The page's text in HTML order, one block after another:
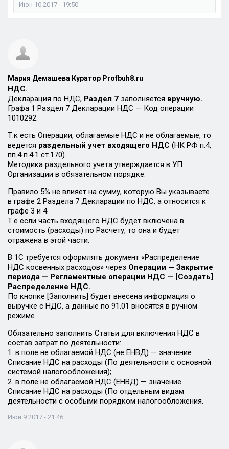
Июн 10 2017 - 19:50
Мария Демашева Куратор Profbuh8.ru
НДС.
Декларация по НДС, Раздел 7 заполняется вручную.
Графа 1 Раздел 7 Декларации НДС — Код операции
1010292.
Т.к есть Операции, облагаемые НДС и не облагаемые, то
ведется раздельный учет входящего НДС (НК РФ п.4,
пп.4 п.4.1 ст.170).
Методика раздельного учета утверждается в УП
Организации в обязательном порядке.
Правило 5% не влияет на сумму, которую Вы указываете
в графе 2 Раздела 7 Декларации по НДС, а относится к
графе 3 и 4.
Т.е если часть входящего НДС будет включена в
стоимость (расходы) по Расчету, то она и будет
отражена в этой части.
В 1С требуется оформлять документ «Распределение
НДС косвенных расходов» через Операции — Закрытие
периода — Регламентные операции НДС — [Создать]
Распределение НДС.
По кнопке [Заполнить] будет внесена информация о
выручке с НДС, а данные по 91.01 вносятся в ручном
режиме.
Обязательно заполнить Статьи для включения НДС в
состав затрат по деятельности:
1. в поле не облагаемой НДС (не ЕНВД) — значение
Списание НДС на расходы (По деятельности с основной
системой налогообложения);
2. в поле не облагаемой НДС (ЕНВД) — значение
Списание НДС на расходы (По отдельным видам
деятельности с особыми порядком налогообложения.
Июн 9 2017 - 21:46